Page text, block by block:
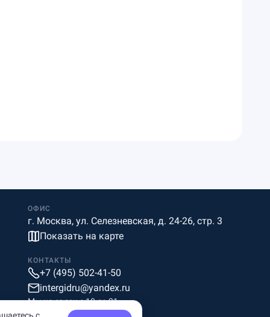
ОФИС
г. Москва, ул. Селезневская, д. 24-26, стр. 3
Показать на карте
КОНТАКТЫ
+7 (495) 502-41-50
intergidru@yandex.ru
Мы на связи c 10 до 21